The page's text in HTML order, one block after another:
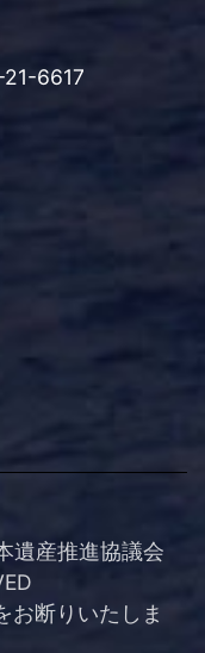
6617
遺産推進協議会
お断りいたしま